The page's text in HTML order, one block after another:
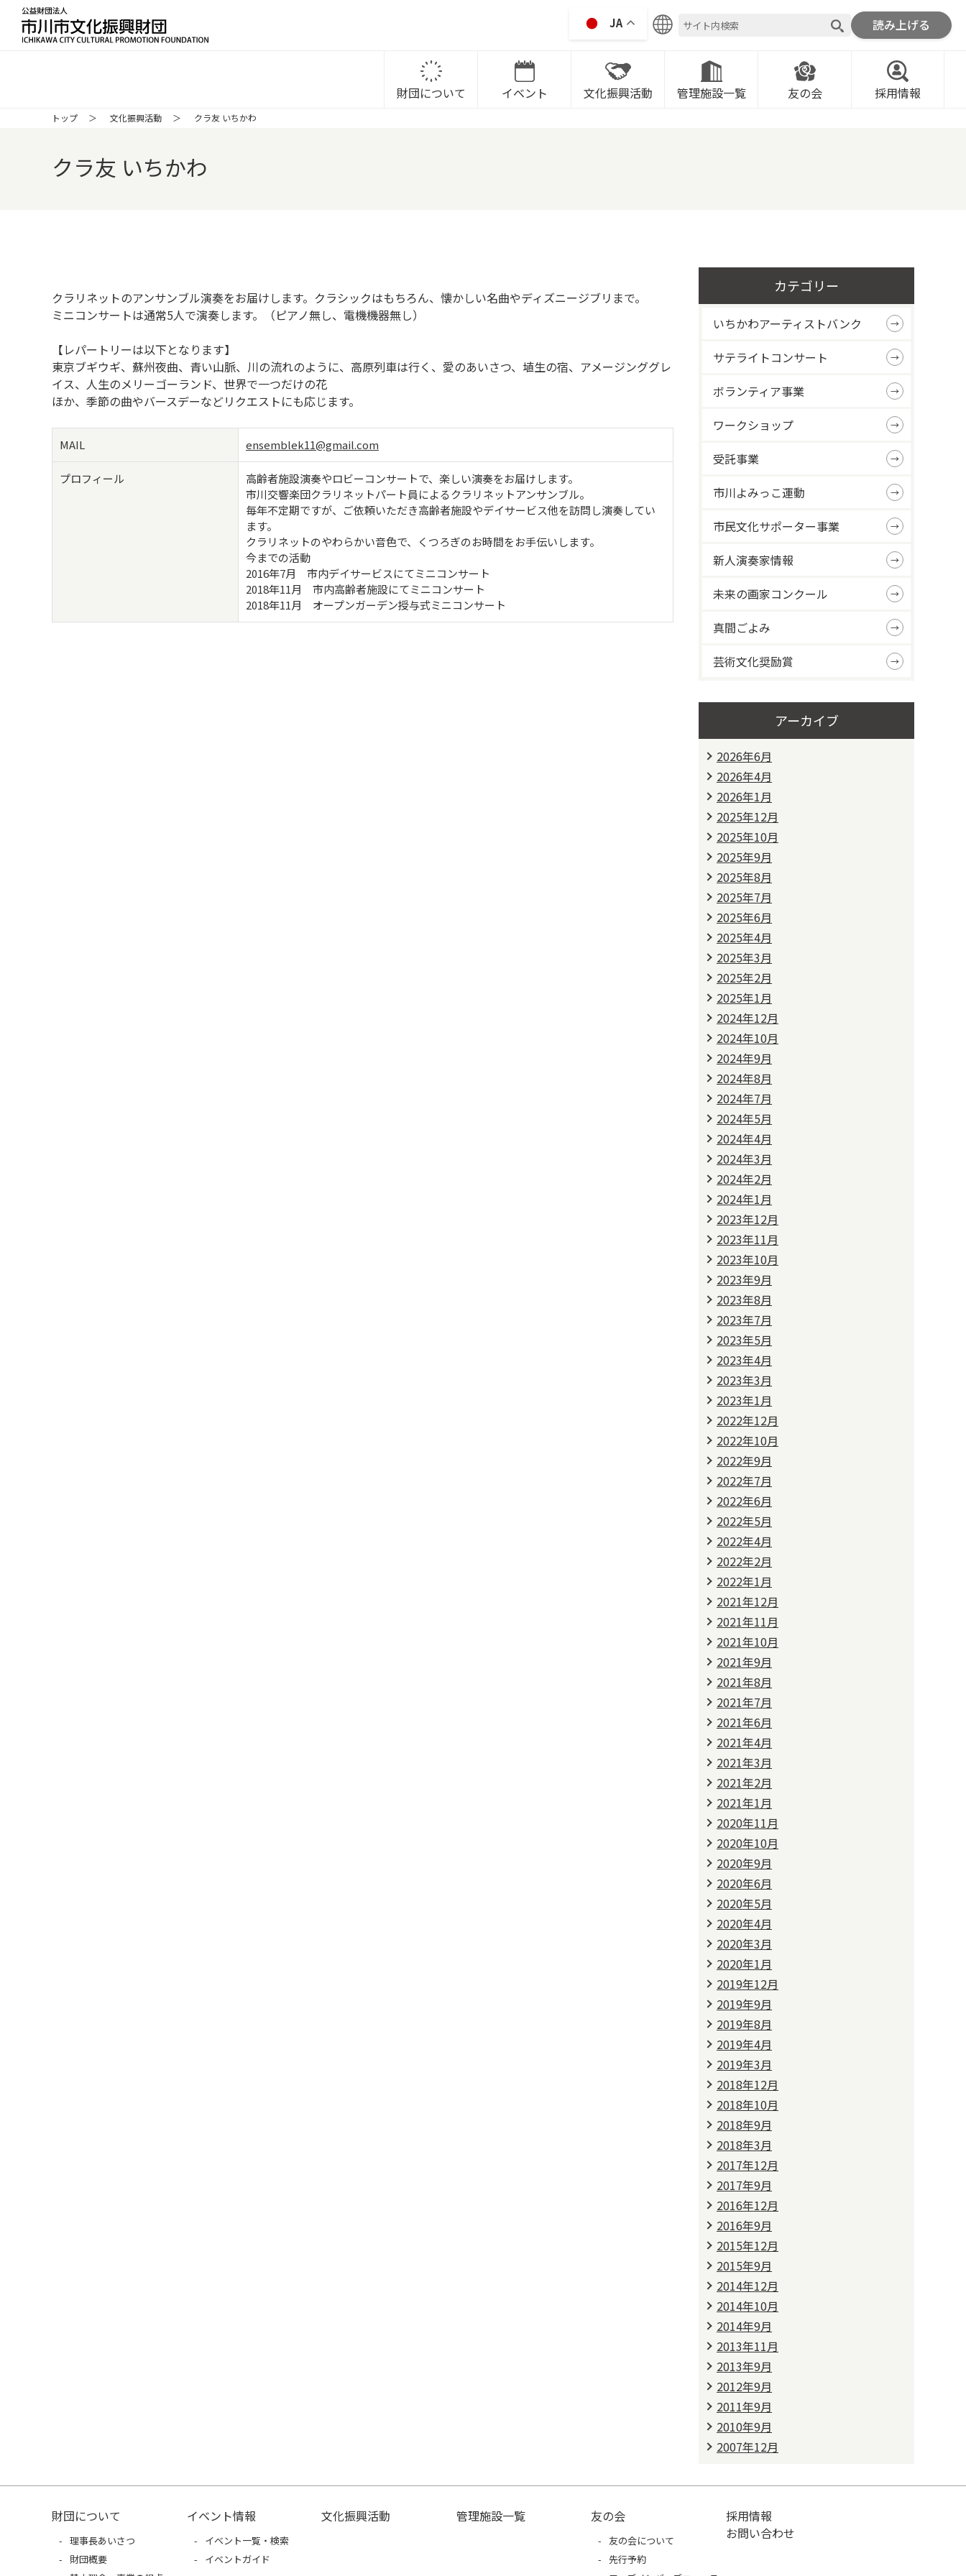
公益財団法人 市川市文化振興財団 ICHIKAWA CITY CULTRURAL PROMOTION FOUNDATION
JA 読み上げる
財団について イベント 文化振興活動 管理施設一覧 友の会 採用情報
トップ 文化振興活動 クラ友 いちかわ
クラ友 いちかわ
クラリネットのアンサンブル演奏をお届けします。クラシックはもちろん、懐かしい名曲やディズニージブリまで。
ミニコンサートは通常5人で演奏します。（ピアノ無し、電機機器無し）
【レパートリーは以下となります】
東京ブギウギ、蘇州夜曲、青い山脈、川の流れのように、高原列車は行く、愛のあいさつ、埴生の宿、アメージンググレ
イス、人生のメリーゴーランド、世界で一つだけの花
ほか、季節の曲やバースデーなどリクエストにも応じます。
MAIL ensemblek11@gmail.com
プロフィール
高齢者施設演奏やロビーコンサートで、楽しい演奏をお届けします。
市川交響楽団クラリネットパート員によるクラリネットアンサンブル。
毎年不定期ですが、ご依頼いただき高齢者施設やデイサービス他を訪問し演奏してい
ます。
クラリネットのやわらかい音色で、くつろぎのお時間をお手伝いします。
今までの活動
2016年7月 市内デイサービスにてミニコンサート
2018年11月 市内高齢者施設にてミニコンサート
2018年11月 オープンガーデン授与式ミニコンサート
カテゴリー
いちかわアーティストバンク
サテライトコンサート
ボランティア事業
ワークショップ
受託事業
市川よみっこ運動
市民文化サポーター事業
新人演奏家情報
未来の画家コンクール
真間ごよみ
芸術文化奨励賞
アーカイブ
2026年6月
2026年4月
2026年1月
2025年12月
2025年10月
2025年9月
2025年8月
2025年7月
2025年6月
2025年4月
2025年3月
2025年2月
2025年1月
2024年12月
2024年10月
2024年9月
2024年8月
2024年7月
2024年5月
2024年4月
2024年3月
2024年2月
2024年1月
2023年12月
2023年11月
2023年10月
2023年9月
2023年8月
2023年7月
2023年5月
2023年4月
2023年3月
2023年1月
2022年12月
2022年10月
2022年9月
2022年7月
2022年6月
2022年5月
2022年4月
2022年2月
2022年1月
2021年12月
2021年11月
2021年10月
2021年9月
2021年8月
2021年7月
2021年6月
2021年4月
2021年3月
2021年2月
2021年1月
2020年11月
2020年10月
2020年9月
2020年6月
2020年5月
2020年4月
2020年3月
2020年1月
2019年12月
2019年9月
2019年8月
2019年4月
2019年3月
2018年12月
2018年10月
2018年9月
2018年3月
2017年12月
2017年9月
2016年12月
2016年9月
2015年12月
2015年9月
2014年12月
2014年10月
2014年9月
2013年11月
2013年9月
2012年9月
2011年9月
2010年9月
2007年12月
財団について
理事長あいさつ
財団概要
イベント情報
イベント一覧・検索
イベントガイド
文化振興活動 管理施設一覧 友の会
友の会について
先行予約
採用情報
お問い合わせ